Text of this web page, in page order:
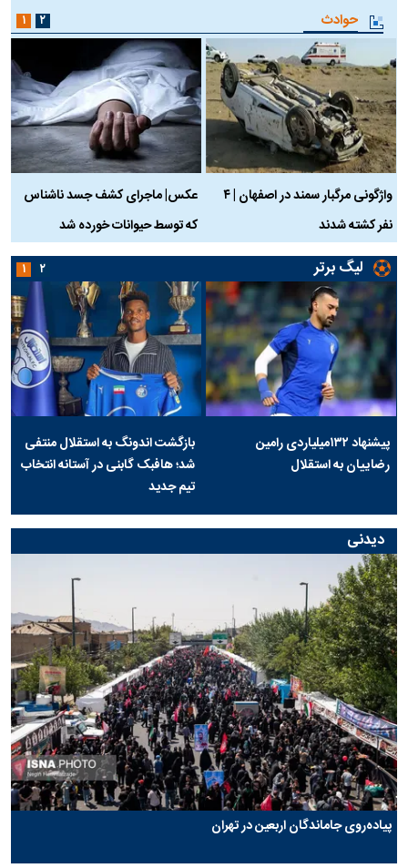
حوادث
واژگونی مرگبار سمند در اصفهان | ۴
نفر کشته شدند
عکس| ماجرای کشف جسد ناشناس
که توسط حیوانات خورده شد
۱ ۲
لیگ برتر
پیشنهاد ۱۳۲میلیاردی رامین
رضاییان به استقلال
بازگشت اندونگ به استقلال منتفی
شد؛ هافبک گابنی در آستانه انتخاب
تیم جدید
۱ ۲
دیدنی
پیاده‌روی جاماندگان اربعین در تهران